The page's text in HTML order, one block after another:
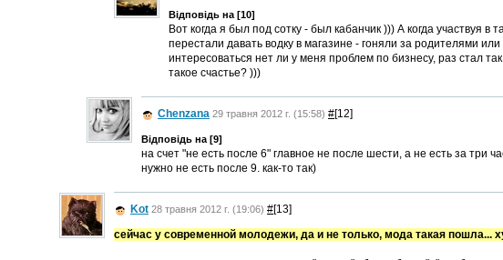
Відповідь на [10]
Вот когда я был под сотку - был кабанчик ))) А когда участвуя
перестали давать водку в магазине - гоняли за родителями
интересоваться нет ли у меня проблем по бизнесу, раз стал
такое счастье? )))
Chenzana 29 травня 2012 г. (15:58) #[12]
Відповідь на [9]
на счет "не есть после 6" главное не после шести, а не есть за три
нужно не есть после 9. как-то так)
Kot 28 травня 2012 г. (19:06) #[13]
сейчас у современной молодежи, да и не только, мода такая пошла...